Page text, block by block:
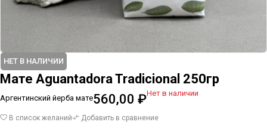
НЕТ В НАЛИЧИИ
Мате Aguantadora Tradicional 250гр
Аргентинский йерба мате560,00 ₽Нет в наличии
В список желаний Добавить в сравнение